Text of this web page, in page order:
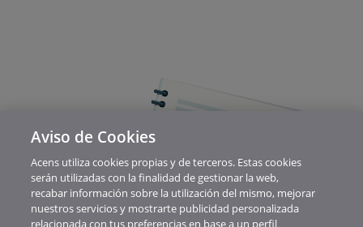
Aviso de Cookies
Acens utiliza cookies propias y de terceros. Estas cookies
serán utilizadas con la finalidad de gestionar la web,
recabar información sobre la utilización del mismo, mejorar
nuestros servicios y mostrarte publicidad personalizada
relacionada con tus preferencias en base a un perfil